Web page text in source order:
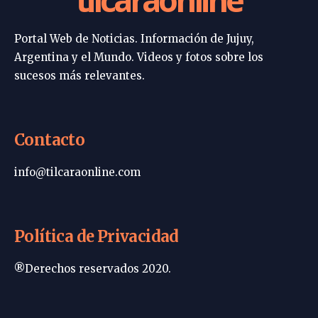
Portal Web de Noticias. Información de Jujuy,
Argentina y el Mundo. Videos y fotos sobre los
sucesos más relevantes.
Contacto
info@tilcaraonline.com
Política de Privacidad
®Derechos reservados 2020.